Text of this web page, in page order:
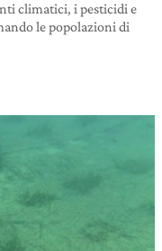
climatici, i pesticidi e
le popolazioni di